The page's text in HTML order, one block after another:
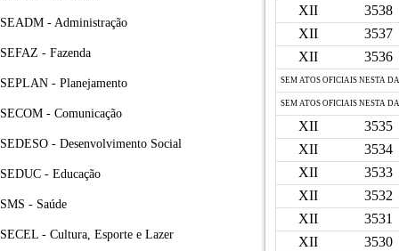
SEADM - Administração
SEFAZ - Fazenda
SEPLAN - Planejamento
SECOM - Comunicação
SEDESO - Desenvolvimento Social
SEDUC - Educação
SMS - Saúde
SECEL - Cultura, Esporte e Lazer
XII
3538
XII
3537
XII
3536
SEM ATOS OFICIAIS NESTA
SEM ATOS OFICIAIS NESTA
XII
3535
XII
3534
XII
3533
XII
3532
XII
3531
XII
3530